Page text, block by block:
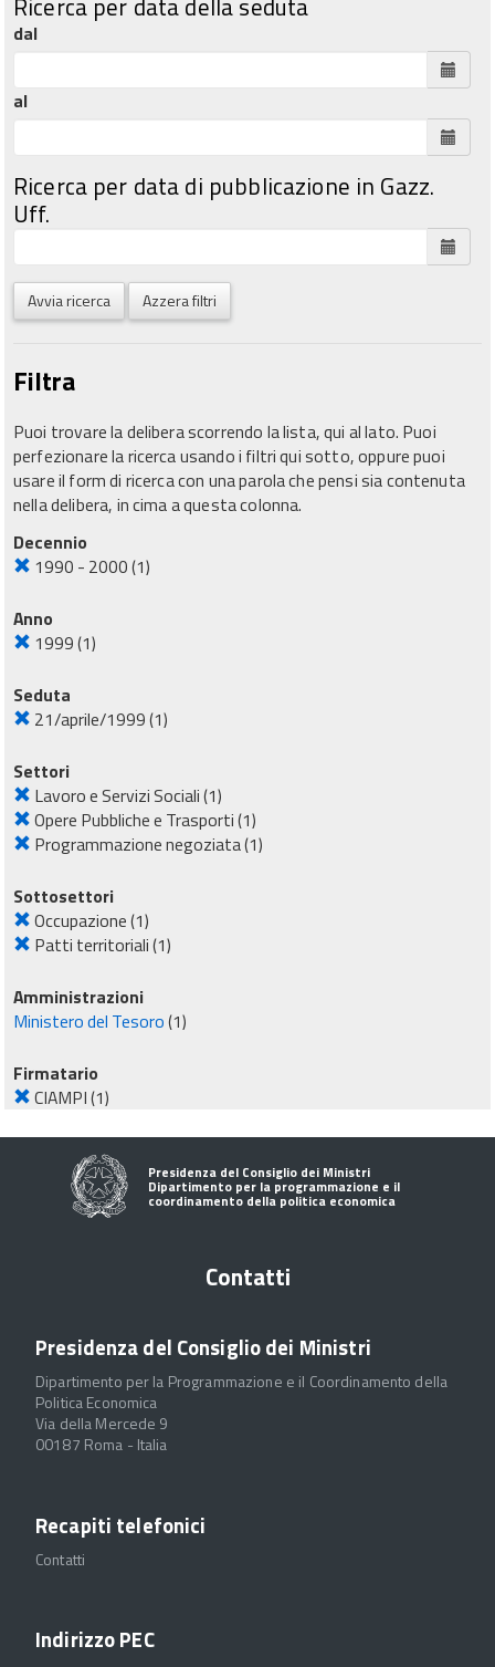
dal
al
Ricerca per data di pubblicazione in Gazz.
Uff.
Avvia ricerca Azzera filtri
Filtra
Puoi trovare la delibera scorrendo la lista, qui al lato. Puoi
perfezionare la ricerca usando i filtri qui sotto, oppure puoi
usare il form di ricerca con una parola che pensi sia contenuta
nella delibera, in cima a questa colonna.
Decennio
1990 - 2000(1)
Anno
1999(1)
Seduta
21/aprile/1999(1)
Settori
Lavoro e Servizi Sociali(1)
Opere Pubbliche e Trasporti(1)
Programmazione negoziata(1)
Sottosettori
Occupazione(1)
Patti territoriali(1)
Amministrazioni
Ministero del Tesoro(1)
Firmatario
CIAMPI(1)
Presidenza del Consiglio dei Ministri
Dipartimento per la programmazione e il
coordinamento della politica economica
Contatti
Presidenza del Consiglio dei Ministri
Dipartimento per la Programmazione e il Coordinamento della
Politica Economica
Via della Mercede 9
00187 Roma - Italia
Recapiti telefonici
Contatti
Indirizzo PEC